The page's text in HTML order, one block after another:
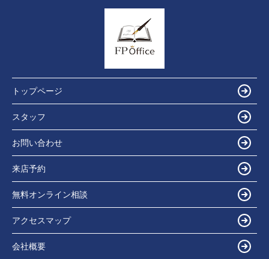
トップページ
スタッフ
お問い合わせ
来店予約
無料オンライン相談
アクセスマップ
会社概要